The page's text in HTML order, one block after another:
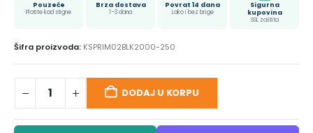
Pouzeće
Platite kad stigne
Brza dostava
1–3 dana
Povrat 14 dana
Lako i bez brige
Sigurna
kupovina
SSL zaštita
Šifra proizvoda: KSPRIM02BLK2000-250
DODAJ U KORPU